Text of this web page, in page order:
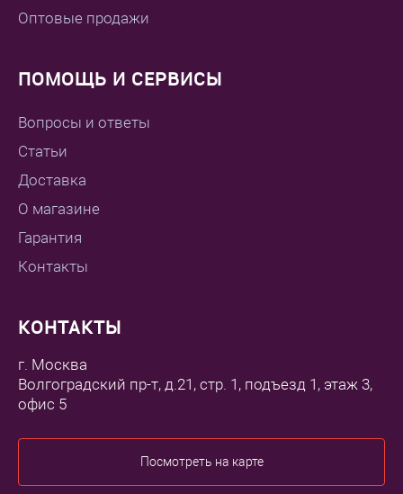
Оптовые продажи
ПОМОЩЬ И СЕРВИСЫ
Вопросы и ответы
Статьи
Доставка
О магазине
Гарантия
Контакты
КОНТАКТЫ
г. Москва
Волгоградский пр-т, д.21, стр. 1, подъезд 1, этаж 3,
офис 5
Посмотреть на карте